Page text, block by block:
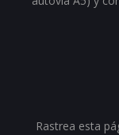
Rastrea esta